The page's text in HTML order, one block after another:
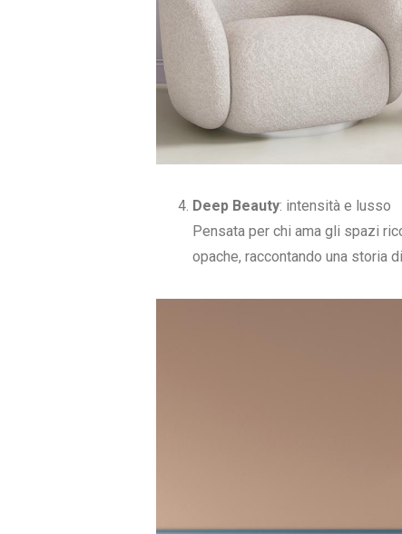
Deep Beauty: intensità e lusso
Pensata per chi ama gli spazi
opache, raccontando una storia